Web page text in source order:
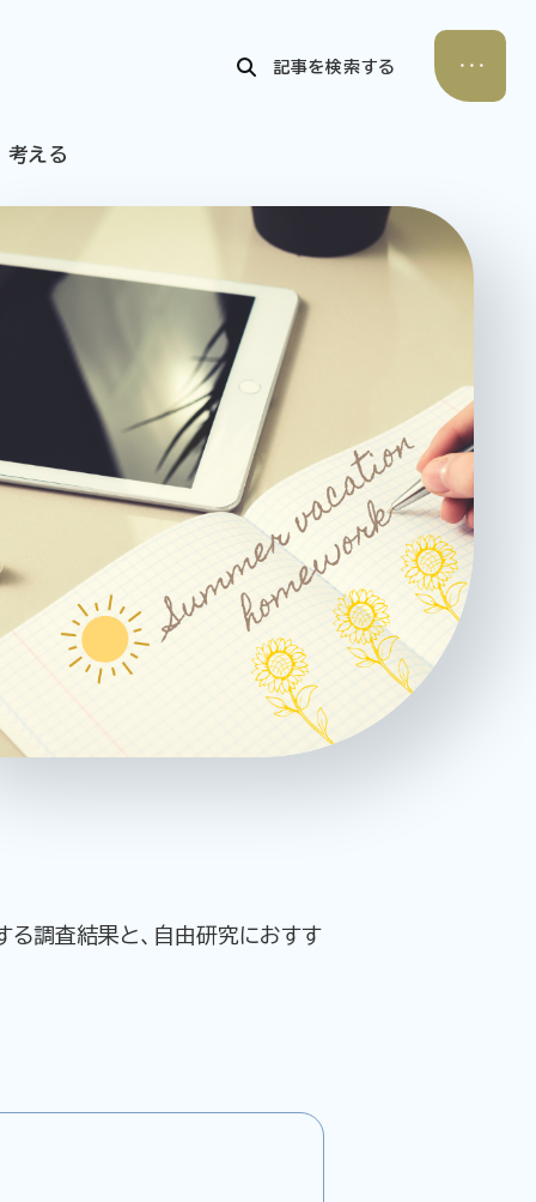
考える
記事を検索する
アサヒグループ公式チャンネル
公式アカウント一覧
リシー ご利用規約
る調査結果と、自由研究におすす